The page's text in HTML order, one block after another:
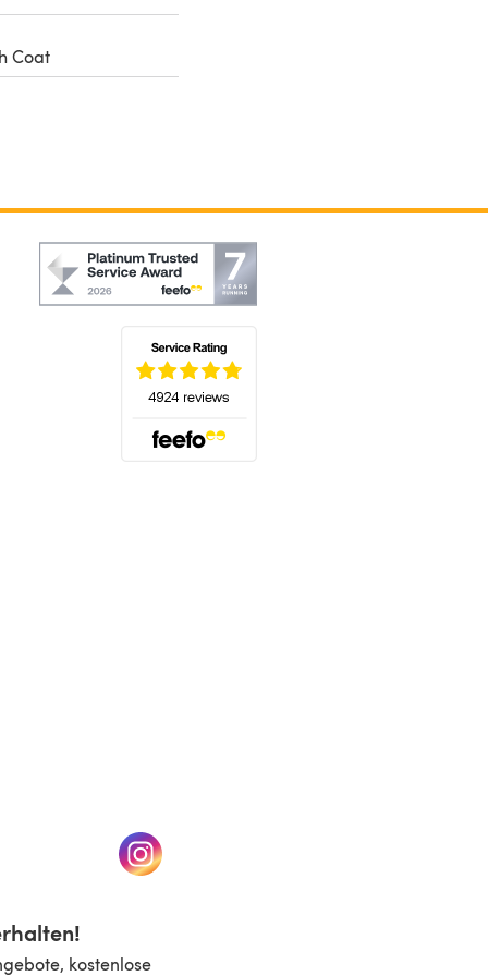
Coat
neuen Tab)(öffnet sich in einem neuen Tab)
kostenlose